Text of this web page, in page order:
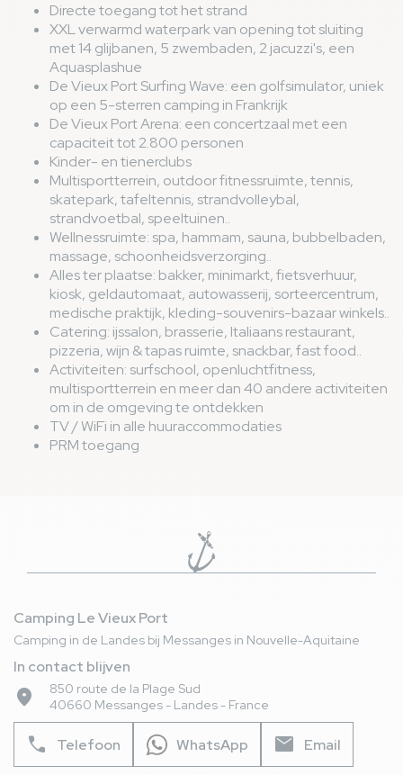
Directe toegang tot het strand
XXL verwarmd waterpark van opening tot sluiting
met 14 glijbanen, 5 zwembaden, 2 jacuzzi's, een
Aquasplashue
De Vieux Port Surfing Wave: een golfsimulator, uniek
op een 5-sterren camping in Frankrijk
De Vieux Port Arena: een concertzaal met een
capaciteit tot 2.800 personen
Kinder- en tienerclubs
Multisportterrein, outdoor fitnessruimte, tennis,
skatepark, tafeltennis, strandvolleybal,
strandvoetbal, speeltuinen..
Wellnessruimte: spa, hammam, sauna, bubbelbaden,
massage, schoonheidsverzorging..
Alles ter plaatse: bakker, minimarkt, fietsverhuur,
kiosk, geldautomaat, autowasserij, sorteercentrum,
medische praktijk, kleding-souvenirs-bazaar winkels..
Catering: ijssalon, brasserie, Italiaans restaurant,
pizzeria, wijn & tapas ruimte, snackbar, fast food..
Activiteiten: surfschool, openluchtfitness,
multisportterrein en meer dan 40 andere activiteiten
om in de omgeving te ontdekken
TV / WiFi in alle huuraccommodaties
PRM toegang
Camping Le Vieux Port
Camping in de Landes bij Messanges in Nouvelle-Aquitaine
In contact blijven
place
850 route de la Plage Sud
40660 Messanges - Landes - France
phone Telefoon WhatsApp mail Email